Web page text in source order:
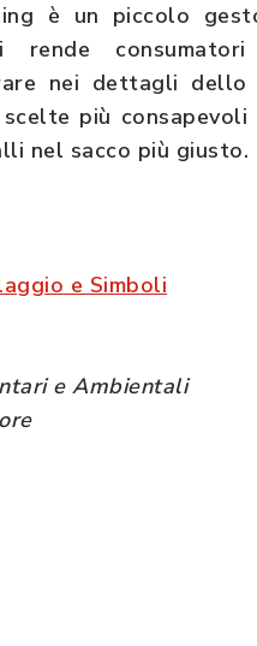
è un piccolo
rende
nei dettagli
più
nel sacco più giusto.
e Simboli
e Ambientali